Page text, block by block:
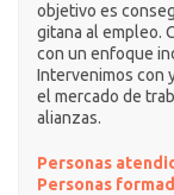
objetivo es
gitana al empleo.
con un enfoque
Intervenimos con
el mercado de
alianzas.
Personas
Personas